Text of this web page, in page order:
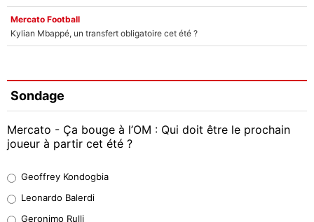
Mercato Football
Kylian Mbappé, un transfert obligatoire cet été ?
Sondage
Mercato - Ça bouge à l’OM : Qui doit être le prochain
joueur à partir cet été ?
38%
Geoffrey Kondogbia
Leonardo Balerdi
Geronimo Rulli